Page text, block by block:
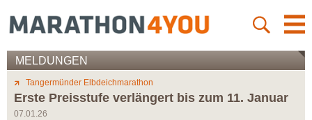
MELDUNGEN
Tangermünder Elbdeichmarathon
Erste Preisstufe verlängert bis zum 11. Januar
07.01.26